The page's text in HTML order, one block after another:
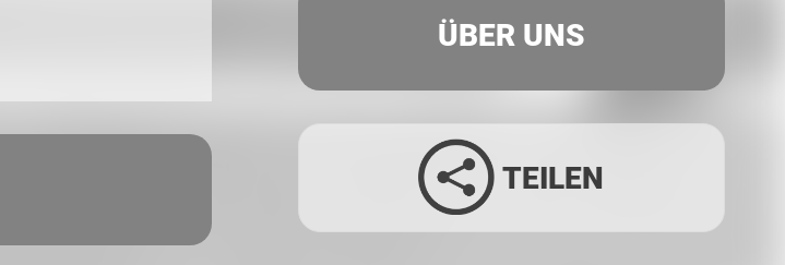
ÜBER UNS
TEILEN